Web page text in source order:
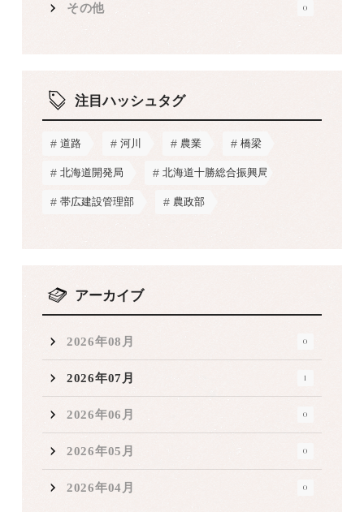
その他 0
注目ハッシュタグ
道路 河川 農業 橋梁
北海道開発局 北海道十勝総合振興局
帯広建設管理部 農政部
アーカイブ
2026年08月 0
2026年07月 1
2026年06月 0
2026年05月 0
2026年04月 0